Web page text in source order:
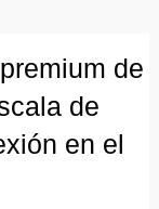
de
de
en el